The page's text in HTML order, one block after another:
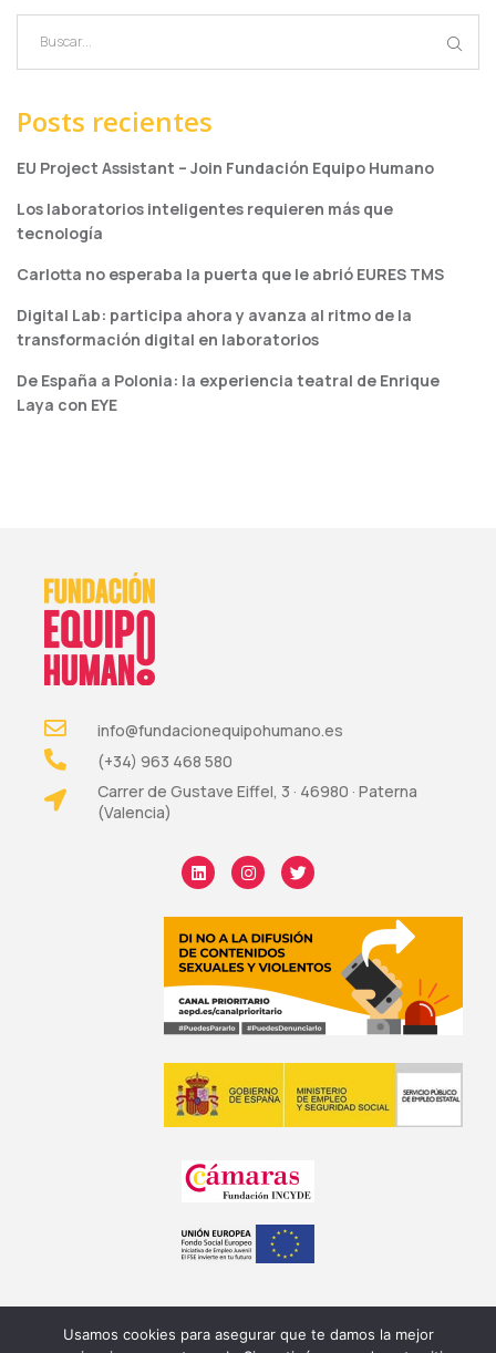
Posts recientes
EU Project Assistant – Join Fundación Equipo Humano
Los laboratorios inteligentes requieren más que
tecnología
Carlotta no esperaba la puerta que le abrió EURES TMS
Digital Lab: participa ahora y avanza al ritmo de la
transformación digital en laboratorios
De España a Polonia: la experiencia teatral de Enrique
Laya con EYE
info@fundacionequipohumano.es
(+34) 963 468 580
Carrer de Gustave Eiffel, 3 · 46980 · Paterna
(Valencia)
Usamos cookies para asegurar que te damos la mejor